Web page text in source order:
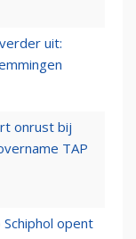
uit:
onrust bij
TAP
opent